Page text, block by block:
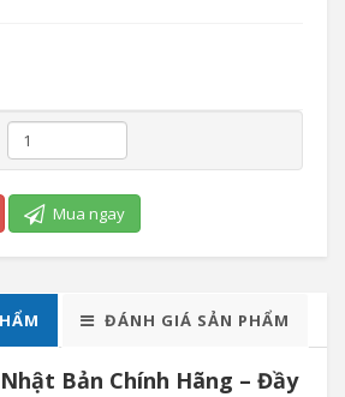
Mua ngay
ĐÁNH GIÁ SẢN PHẨM
Bản Chính Hãng – Đầy